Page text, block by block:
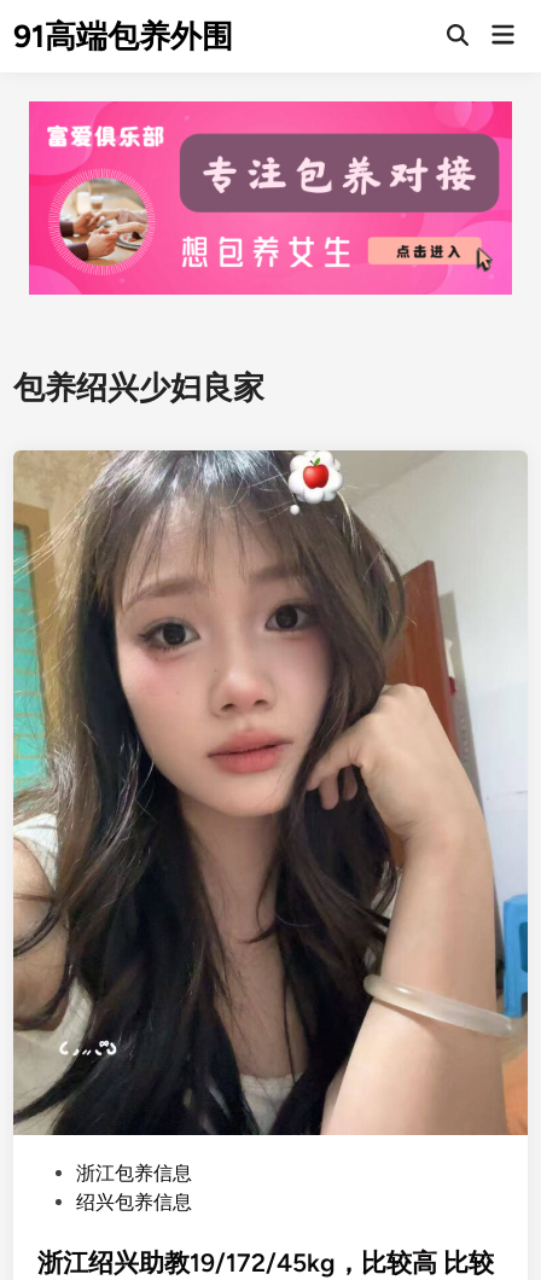
to91高端包养外围
包养绍兴少妇良家
t
浙江包养信息
绍兴包养信息
浙江绍兴助教19/172/45kg，比较高 比较